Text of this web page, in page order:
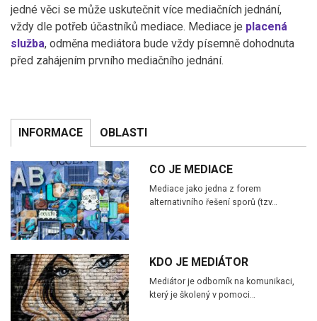
jedné věci se může uskutečnit více mediačních jednání,
vždy dle potřeb účastníků mediace. Mediace je placená
služba, odměna mediátora bude vždy písemně dohodnuta
před zahájením prvního mediačního jednání.
INFORMACE OBLASTI
CO JE MEDIACE
Mediace jako jedna z forem
alternativního řešení sporů (tzv…
KDO JE MEDIÁTOR
Mediátor je odborník na komunikaci,
který je školený v pomoci…